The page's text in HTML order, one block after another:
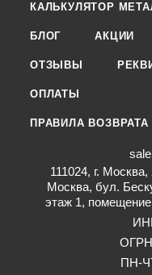
КАЛЬКУЛЯТОР
БЛОГ АКЦИИ
ОТЗЫВЫ
ОПЛАТЫ
ПРАВИЛА
111024, г.
Москва, бул.
этаж 1,
ПН-